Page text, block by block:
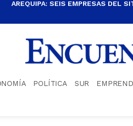
AREQUIPA: SEIS EMPRESAS DEL
POLÍTICA SUR